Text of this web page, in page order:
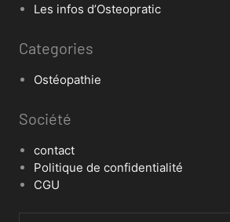
Les infos d’Osteopratic
Categories
Ostéopathie
Société
contact
Politique de confidentialité
CGU